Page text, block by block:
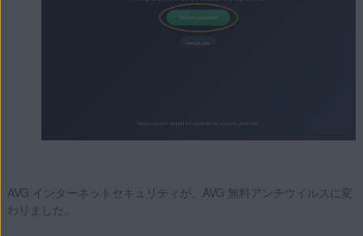
AVG インターネットセキュリティが、AVG 無料アンチウイルスに変
わりました。